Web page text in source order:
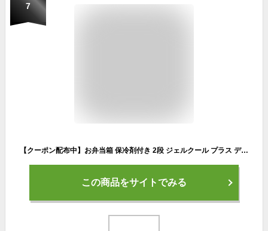
7
【クーポン配布中】お弁当箱 保冷剤付き 2段 ジェルクール プラス デリ 300ml+295ml 日本製 レンジ対応 食洗器対応 弁当箱 保冷蓋 保冷剤一体型 保冷ランチボックス GEL-COOL plus deli デリボックス 2段 かわいい 大人 女子 男子 おしゃれ 子供 白 保冷 夏
この商品をサイトでみる